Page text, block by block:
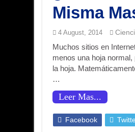
Misma
4 August, 2014
Muchos sitios en
menos una hoja
la hoja.
…
Leer Mas...
Facebook